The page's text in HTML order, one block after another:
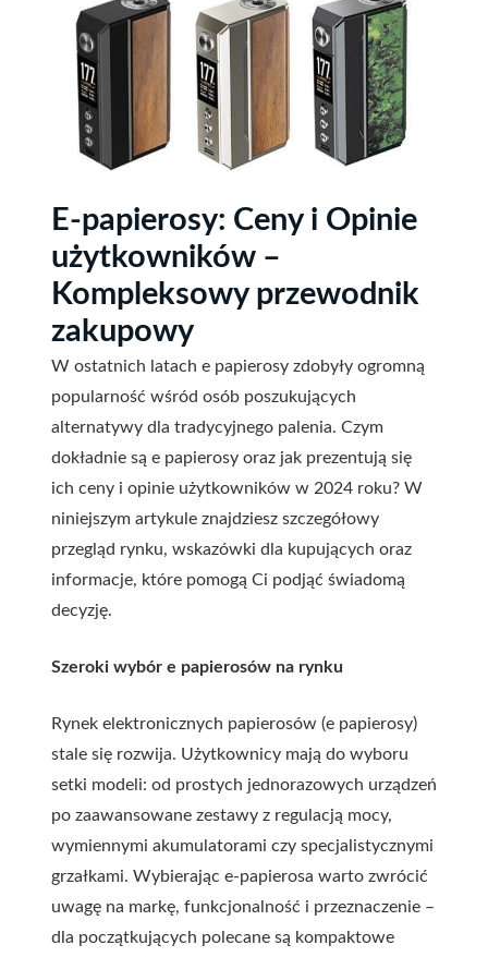
E-papierosy: Ceny i Opinie
użytkowników –
Kompleksowy przewodnik
zakupowy
W ostatnich latach e papierosy zdobyły ogromną
popularność wśród osób poszukujących
alternatywy dla tradycyjnego palenia. Czym
dokładnie są e papierosy oraz jak prezentują się
ich ceny i opinie użytkowników w 2024 roku? W
niniejszym artykule znajdziesz szczegółowy
przegląd rynku, wskazówki dla kupujących oraz
informacje, które pomogą Ci podjąć świadomą
decyzję.
Szeroki wybór e papierosów na rynku
Rynek elektronicznych papierosów (e papierosy)
stale się rozwija. Użytkownicy mają do wyboru
setki modeli: od prostych jednorazowych urządzeń
po zaawansowane zestawy z regulacją mocy,
wymiennymi akumulatorami czy specjalistycznymi
grzałkami. Wybierając e-papierosa warto zwrócić
uwagę na markę, funkcjonalność i przeznaczenie –
dla początkujących polecane są kompaktowe